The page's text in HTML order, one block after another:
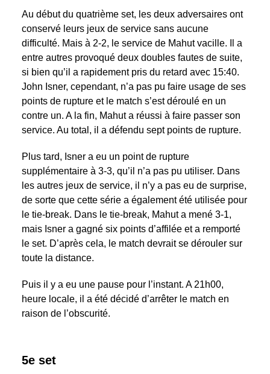
Au début du quatrième set, les deux adversaires ont
conservé leurs jeux de service sans aucune
difficulté. Mais à 2-2, le service de Mahut vacille. Il a
entre autres provoqué deux doubles fautes de suite,
si bien qu’il a rapidement pris du retard avec 15:40.
John Isner, cependant, n’a pas pu faire usage de ses
points de rupture et le match s’est déroulé en un
contre un. A la fin, Mahut a réussi à faire passer son
service. Au total, il a défendu sept points de rupture.
Plus tard, Isner a eu un point de rupture
supplémentaire à 3-3, qu’il n’a pas pu utiliser. Dans
les autres jeux de service, il n’y a pas eu de surprise,
de sorte que cette série a également été utilisée pour
le tie-break. Dans le tie-break, Mahut a mené 3-1,
mais Isner a gagné six points d’affilée et a remporté
le set. D’après cela, le match devrait se dérouler sur
toute la distance.
Puis il y a eu une pause pour l’instant. A 21h00,
heure locale, il a été décidé d’arrêter le match en
raison de l’obscurité.
5e set